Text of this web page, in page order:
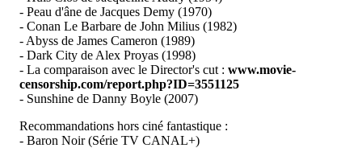
- Peau d'âne de Jacques Demy (1970)
- Conan Le Barbare de John Milius (1982)
- Abyss de James Cameron (1989)
- Dark City de Alex Proyas (1998)
- La comparaison avec le Director's cut : www.movie-
censorship.com/report.php?ID=3551125
- Sunshine de Danny Boyle (2007)
Recommandations hors ciné fantastique :
- Baron Noir (Série TV CANAL+)